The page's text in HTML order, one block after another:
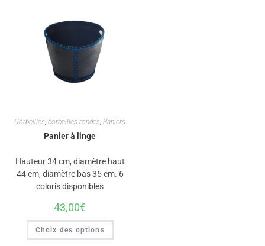
Corbeilles ,corbeilles rondes ,Paniers
Panier à linge
Hauteur 34 cm, diamètre haut
44 cm, diamètre bas 35 cm. 6
coloris disponibles
43,00€
Choix des options